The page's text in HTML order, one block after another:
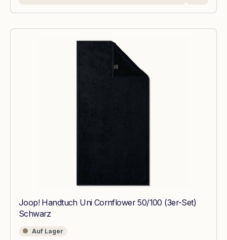
Joop! Handtuch Uni Cornflower 50/100 (3er-Set)
Schwarz
Auf Lager
Auf Lager